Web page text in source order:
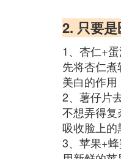
2. 只要
1、杏仁+
先将杏仁
美白的作用
2、薯仔片
不想弄得复
吸收脸上的
3、苹果+